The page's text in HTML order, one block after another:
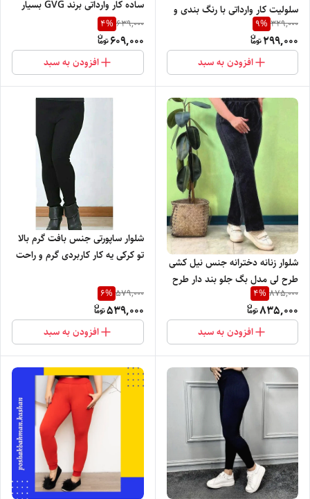
سلولیت کار وارداتی با رنگ بندی و
تنخور شیک
329,000
9%
299,000
افزودن به سبد
ساده کار وارداتی برند GVG بسیار
نرم گرم و راحت
639,000
4%
609,000
افزودن به سبد
شلوار زنانه دخترانه جنس نیل کشی
طرح لی مدل بگ جلو بند دار طرح
جیب با تنخور بسیار شیک
875,000
4%
835,000
افزودن به سبد
شلوار ساپورتی جنس بافت گرم بالا
تو کرکی یه کار کاربردی گرم و راحت
579,000
6%
539,000
افزودن به سبد